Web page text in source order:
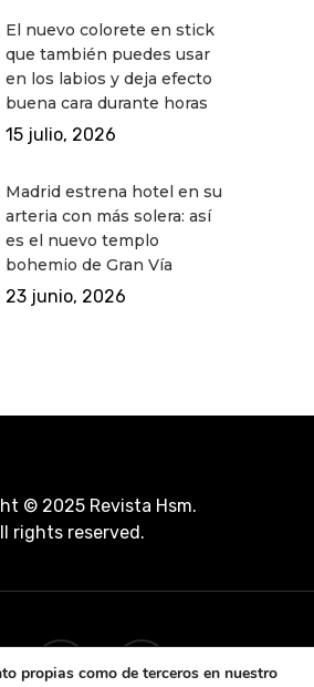
El nuevo colorete en stick
que también puedes usar
en los labios y deja efecto
buena cara durante horas
15 julio, 2026
Madrid estrena hotel en su
arteria con más solera: así
es el nuevo templo
bohemio de Gran Vía
23 junio, 2026
© 2025 Revista Hsm.
rights reserved.
propias como de terceros en nuestro